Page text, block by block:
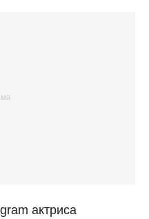
актриса